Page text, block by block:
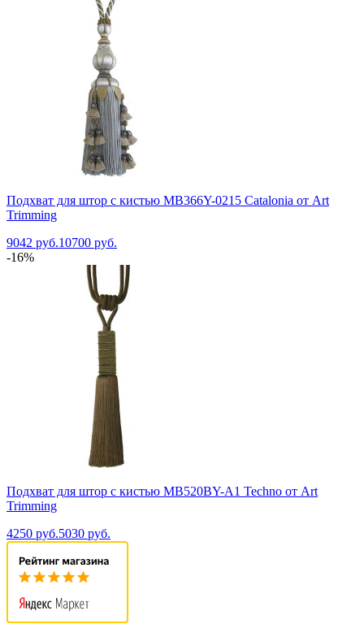
Подхват для штор с кистью MB366Y-0215 Catalonia от Art
Trimming
9042 руб.10700 руб.
-16%
Подхват для штор с кистью MB520BY-A1 Techno от Art
Trimming
4250 руб.5030 руб.